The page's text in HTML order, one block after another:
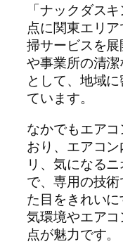
「ナックダス
点に関東エリ
掃サービスを
や事業所の清
として、地域
ています。
なかでもエア
おり、エアコ
リ、気になる
で、専用の技
た目をきれい
気環境やエア
点が魅力です。